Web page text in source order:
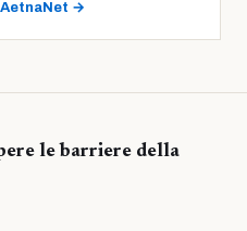
→
le barriere della